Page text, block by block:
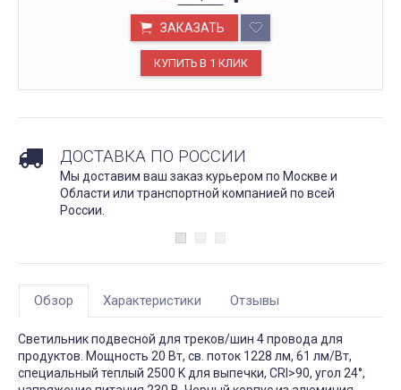
ЗАКАЗАТЬ
ДОСТАВКА ПО РОССИИ
Мы доставим ваш заказ курьером по Москве и
Области или транспортной компанией по всей
России.
Обзор Характеристики Отзывы
Светильник подвесной для треков/шин 4 провода для
продуктов. Мощность 20 Вт, св. поток 1228 лм, 61 лм/Вт,
специальный теплый 2500 K для выпечки, CRI>90, угол 24°,